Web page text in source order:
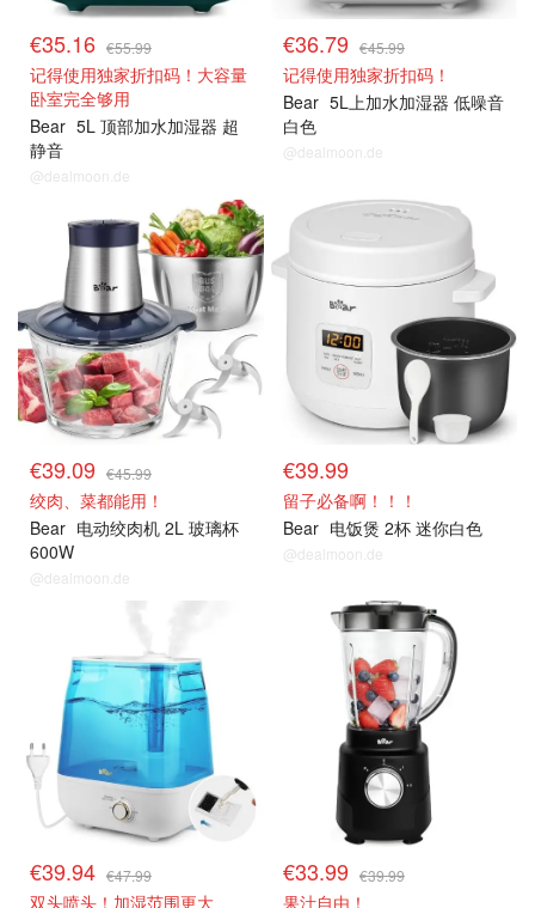
€35.16 €55.99
记得使用独家折扣码！大容量
卧室完全够用
Bear 5L 顶部加水加湿器 超
静音
@dealmoon.de
€36.79 €45.99
记得使用独家折扣码！
Bear 5L上加水加湿器 低噪音
白色
@dealmoon.de
€39.09 €45.99
绞肉、菜都能用！
Bear 电动绞肉机 2L 玻璃杯
600W
@dealmoon.de
€39.99
留子必备啊！！！
Bear 电饭煲 2杯 迷你白色
@dealmoon.de
€39.94 €47.99
双头喷头！加湿范围更大
€33.99 €39.99
果汁自由！